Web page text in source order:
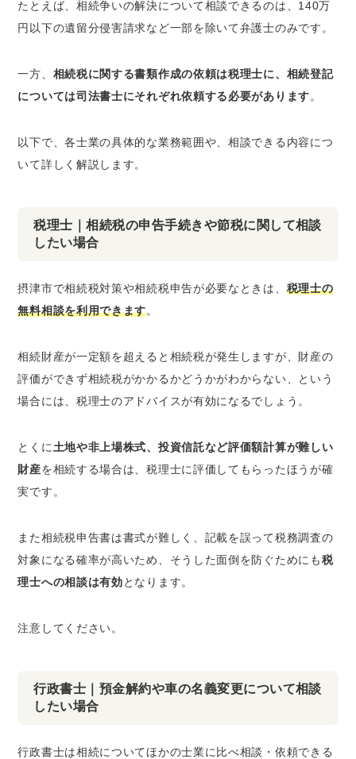
たとえば、相続争いの解決について相談できるのは、140万
円以下の遺留分侵害請求など一部を除いて弁護士のみです。
一方、 相続税に関する書類作成の依頼は税理士に、相続登記
については司法書士にそれぞれ依頼する必要があります。
以下で、各士業の具体的な業務範囲や、相談できる内容につ
いて詳しく解説します。
税理士｜相続税の申告手続きや節税に関して相談
したい場合
摂津市で相続税対策や相続税申告が必要なときは、 税理士の
無料相談を利用できます。
相続財産が一定額を超えると相続税が発生しますが、財産の
評価ができず相続税がかかるかどうかがわからない、という
場合には、税理士のアドバイスが有効になるでしょう。
とくに 土地や非上場株式、投資信託など評価額計算が難しい
財産を相続する場合は、税理士に評価してもらったほうが確
実です。
また相続税申告書は書式が難しく、記載を誤って税務調査の
対象になる確率が高いため、そうした面倒を防ぐためにも税
理士への相談は有効となります。
注意してください。
行政書士｜預金解約や車の名義変更について相談
したい場合
行政書士は相続についてほかの士業に比べ相談・依頼できる